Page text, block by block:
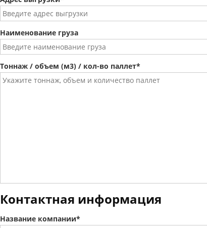
Наименование груза
Тоннаж / объем (м3) / кол-во паллет*
Контактная информация
Название компании*